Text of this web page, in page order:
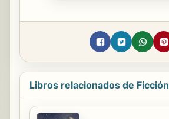
Libros relacionados de Ficción